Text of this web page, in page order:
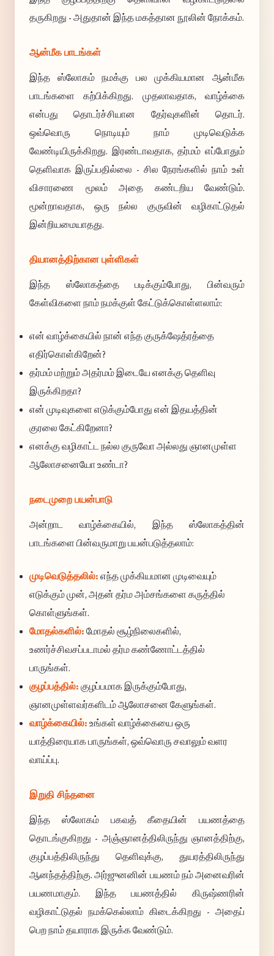
தருகிறது - அதுதான் இந்த மகத்தான நூலின் நோக்கம்.
ஆன்மீக பாடங்கள்
இந்த ஸ்லோகம் நமக்கு பல முக்கியமான ஆன்மீக
பாடங்களை கற்பிக்கிறது. முதலாவதாக, வாழ்க்கை
என்பது தொடர்ச்சியான தேர்வுகளின் தொடர்.
ஒவ்வொரு நொடியும் நாம் முடிவெடுக்க
வேண்டியிருக்கிறது. இரண்டாவதாக, தர்மம் எப்போதும்
தெளிவாக இருப்பதில்லை - சில நேரங்களில் நாம் உள்
விசாரணை மூலம் அதை கண்டறிய வேண்டும்.
மூன்றாவதாக, ஒரு நல்ல குருவின் வழிகாட்டுதல்
இன்றியமையாதது.
தியானத்திற்கான புள்ளிகள்
இந்த ஸ்லோகத்தை படிக்கும்போது, பின்வரும்
கேள்விகளை நாம் நமக்குள் கேட்டுக்கொள்ளலாம்:
என் வாழ்க்கையில் நான் எந்த குருக்ஷேத்ரத்தை
எதிர்கொள்கிறேன்?
தர்மம் மற்றும் அதர்மம் இடையே எனக்கு தெளிவு
இருக்கிறதா?
என் முடிவுகளை எடுக்கும்போது என் இதயத்தின்
குரலை கேட்கிறேனா?
எனக்கு வழிகாட்ட நல்ல குருவோ அல்லது ஞானமுள்ள
ஆலோசனையோ உண்டா?
நடைமுறை பயன்பாடு
அன்றாட வாழ்க்கையில், இந்த ஸ்லோகத்தின்
பாடங்களை பின்வருமாறு பயன்படுத்தலாம்:
முடிவெடுத்தலில்: எந்த முக்கியமான முடிவையும்
எடுக்கும் முன், அதன் தர்ம அம்சங்களை கருத்தில்
கொள்ளுங்கள்.
மோதல்களில்: மோதல் சூழ்நிலைகளில்,
உணர்ச்சிவசப்படாமல் தர்ம கண்ணோட்டத்தில்
பாருங்கள்.
குழப்பத்தில்: குழப்பமாக இருக்கும்போது,
ஞானமுள்ளவர்களிடம் ஆலோசனை கேளுங்கள்.
வாழ்க்கையில்: உங்கள் வாழ்க்கையை ஒரு
யாத்திரையாக பாருங்கள், ஒவ்வொரு சவாலும் வளர
வாய்ப்பு.
இறுதி சிந்தனை
இந்த ஸ்லோகம் பகவத் கீதையின் பயணத்தை
தொடங்குகிறது - அஞ்ஞானத்திலிருந்து ஞானத்திற்கு,
குழப்பத்திலிருந்து தெளிவுக்கு, துயரத்திலிருந்து
ஆனந்தத்திற்கு. அர்ஜுனனின் பயணம் நம் அனைவரின்
பயணமாகும். இந்த பயணத்தில் கிருஷ்ணரின்
வழிகாட்டுதல் நமக்கெல்லாம் கிடைக்கிறது - அதைப்
பெற நாம் தயாராக இருக்க வேண்டும்.